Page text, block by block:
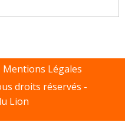
Mentions Légales
droits réservés -
Lion